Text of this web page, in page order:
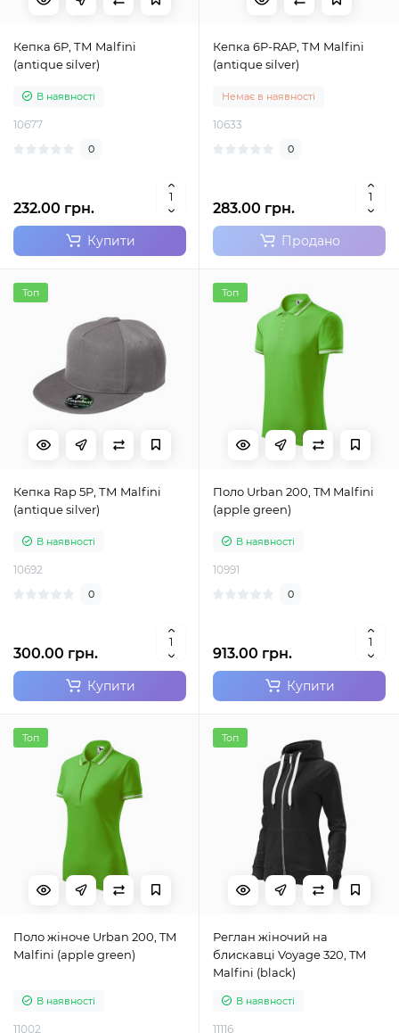
Кепка 6P, ТМ Malfini
(antique silver)
В наявності
10677
0
232.00 грн.
Купити
Кепка 6P-RAP, ТМ Malfini
(antique silver)
Немає в наявності
10633
0
283.00 грн.
Продано
Топ
Кепка Rap 5P, ТМ Malfini
(antique silver)
В наявності
10692
0
300.00 грн.
Купити
Топ
Поло Urban 200, TM Malfini
(apple green)
В наявності
10991
0
913.00 грн.
Купити
Топ
Поло жіноче Urban 200, TM
Malfini (apple green)
В наявності
11002
Топ
Реглан жіночий на
блискавці Voyage 320, TM
Malfini (black)
В наявності
11116